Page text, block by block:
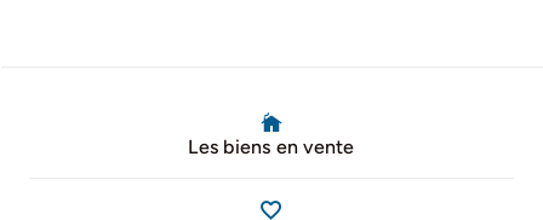
Les biens en vente